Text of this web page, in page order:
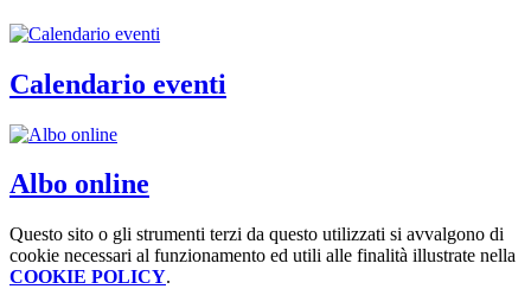
Calendario eventi
Albo online
Questo sito o gli strumenti terzi da questo utilizzati si avvalgono di
cookie necessari al funzionamento ed utili alle finalità illustrate nella
COOKIE POLICY.